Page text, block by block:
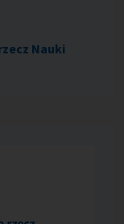
Nauki